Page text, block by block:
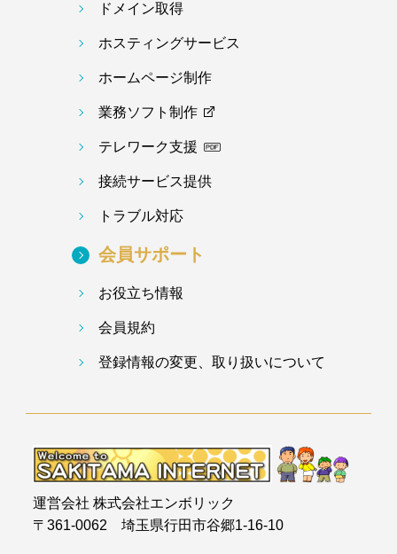
ドメイン取得
ホスティングサービス
ホームページ制作
業務ソフト制作
テレワーク支援
接続サービス提供
トラブル対応
会員サポート
お役立ち情報
会員規約
登録情報の変更、取り扱いについて
運営会社 株式会社エンボリック
〒361-0062 埼玉県行田市谷郷1-16-10